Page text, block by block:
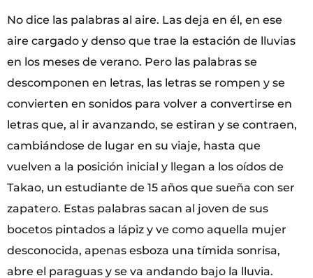
No dice las palabras al aire. Las deja en él, en ese
aire cargado y denso que trae la estación de lluvias
en los meses de verano. Pero las palabras se
descomponen en letras, las letras se rompen y se
convierten en sonidos para volver a convertirse en
letras que, al ir avanzando, se estiran y se contraen,
cambiándose de lugar en su viaje, hasta que
vuelven a la posición inicial y llegan a los oídos de
Takao, un estudiante de 15 años que sueña con ser
zapatero. Estas palabras sacan al joven de sus
bocetos pintados a lápiz y ve como aquella mujer
desconocida, apenas esboza una tímida sonrisa,
abre el paraguas y se va andando bajo la lluvia.